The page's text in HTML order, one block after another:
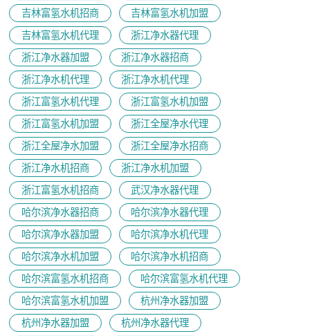
吉林富氢水机招商
吉林富氢水机加盟
吉林富氢水机代理
浙江净水器代理
浙江净水器加盟
浙江净水器招商
浙江净水机代理
浙江净水机代理
浙江富氢水机代理
浙江富氢水机加盟
浙江富氢水机加盟
浙江全屋净水代理
浙江全屋净水加盟
浙江全屋净水招商
浙江净水机招商
浙江净水机加盟
浙江富氢水机招商
武汉净水器代理
哈尔滨净水器招商
哈尔滨净水器代理
哈尔滨净水器加盟
哈尔滨净水机代理
哈尔滨净水机加盟
哈尔滨净水机招商
哈尔滨富氢水机招商
哈尔滨富氢水机代理
哈尔滨富氢水机加盟
杭州净水器加盟
杭州净水器加盟
杭州净水器代理